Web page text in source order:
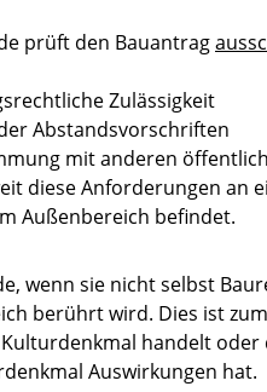
prüft den Bauantrag
Zulässigkeit
Abstandsvorschriften
mit anderen
diese Anforderungen an
Außenbereich befindet.
wenn sie nicht selbst
berührt wird. Dies ist
handelt
Auswirkungen hat.